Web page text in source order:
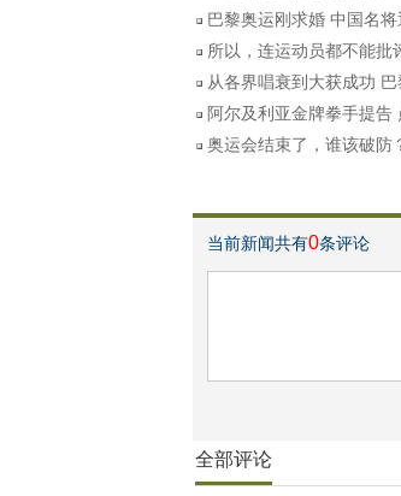
巴黎奥运刚求婚 中国名将
所以，连运动员都不能批
从各界唱衰到大获成功
阿尔及利亚金牌拳手提告
奥运会结束了，谁该破防
当前新闻共有0条评论
全部评论